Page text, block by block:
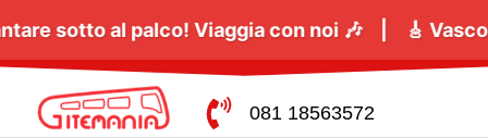
tutti a cantare sotto al palco! Viaggia con noi 🎶
081 18563572